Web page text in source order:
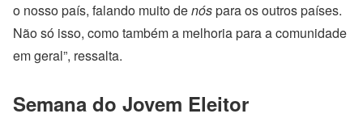
o nosso país, falando muito denóspara os outros países.
Não só isso, como também a melhoria para a comunidade
em geral”, ressalta.
Semana do Jovem Eleitor